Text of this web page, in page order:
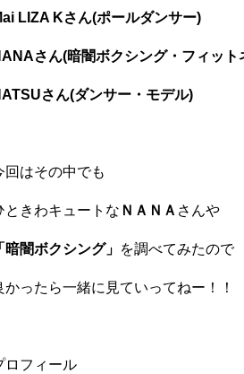
LIZA Kさん(ポールダンサー)
さん(暗闇ボクシング・フィット
さん(ダンサー・モデル)
回はその中でも
ときわキュートな ＮＡＮＡ さんや
暗闇ボクシング」 を調べてみたので
かったら一緒に見ていってねー！！
ロフィール